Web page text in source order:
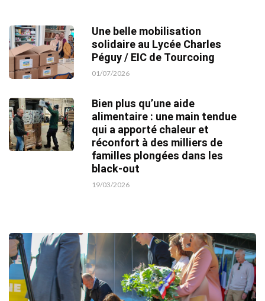
Une belle mobilisation
solidaire au Lycée Charles
Péguy / EIC de Tourcoing
01/07/2026
Bien plus qu’une aide
alimentaire : une main tendue
qui a apporté chaleur et
réconfort à des milliers de
familles plongées dans les
black-out
19/03/2026